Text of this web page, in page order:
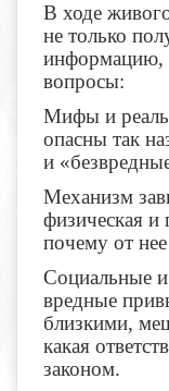
В ходе
не только
информацию,
вопросы:
Мифы и
опасны так
и
Механизм
физическая и
почему от
Социальные и
вредные
близкими,
какая
законом.